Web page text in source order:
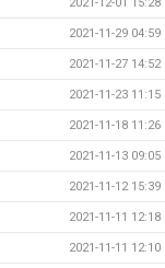
2021-11-29 04:59
2021-11-27 14:52
2021-11-23 11:15
2021-11-18 11:26
2021-11-13 09:05
2021-11-12 15:39
2021-11-11 12:18
2021-11-11 12:10